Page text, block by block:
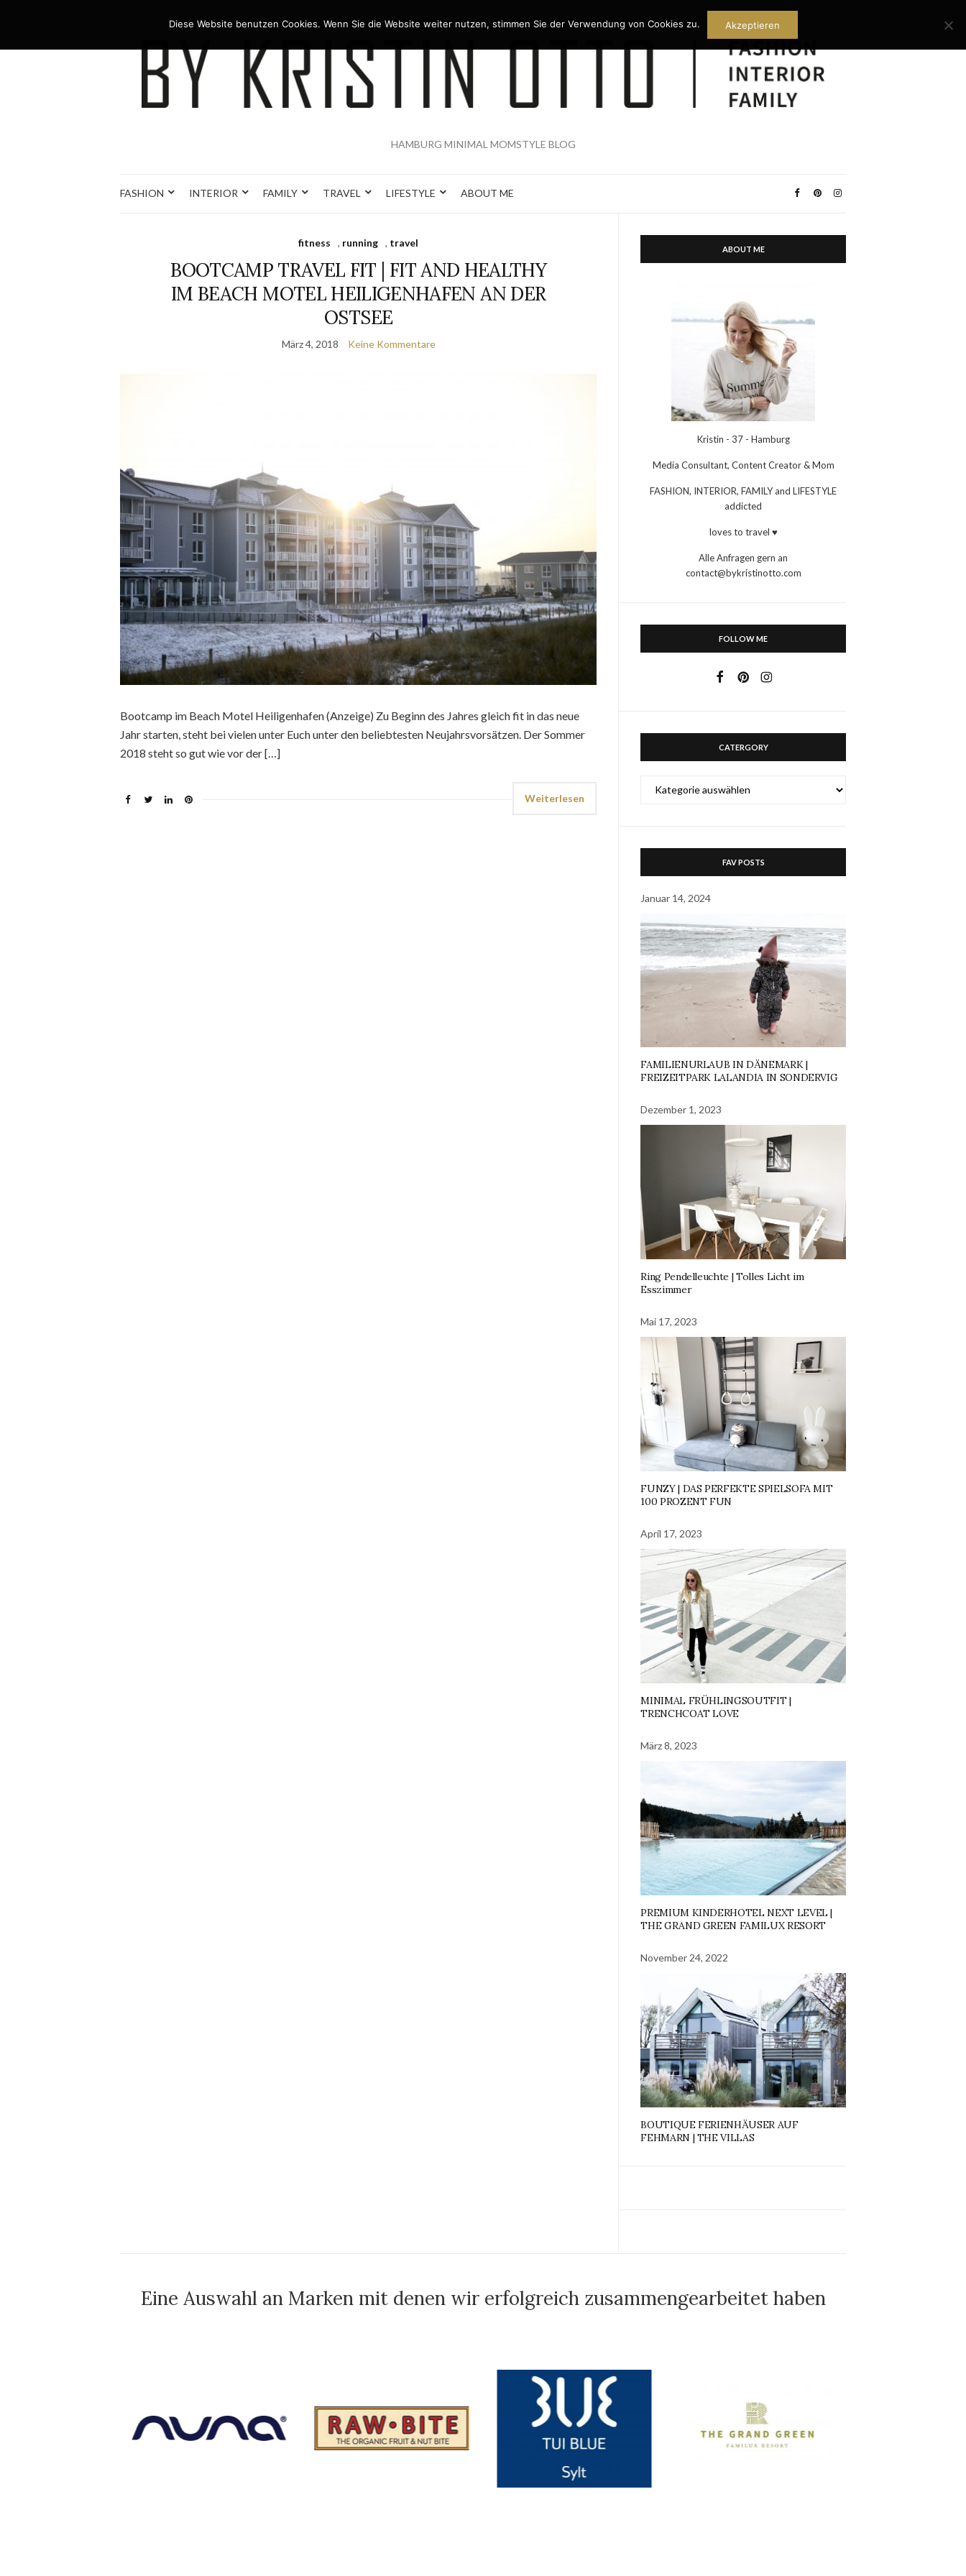
HAMBURG MINIMAL MOMSTYLE BLOG
FASHION INTERIOR FAMILY TRAVEL LIFESTYLE ABOUT ME
fitness , running , travel
BOOTCAMP TRAVEL FIT | FIT AND HEALTHY
IM BEACH MOTEL HEILIGENHAFEN AN DER
OSTSEE
März 4, 2018 Keine Kommentare
Bootcamp im Beach Motel Heiligenhafen (Anzeige) Zu Beginn des Jahres gleich fit in das neue
Jahr starten, steht bei vielen unter Euch unter den beliebtesten Neujahrsvorsätzen. Der Sommer
2018 steht so gut wie vor der […]
Weiterlesen
ABOUT ME
Kristin - 37 - Hamburg
Media Consultant, Content Creator & Mom
FASHION, INTERIOR, FAMILY and LIFESTYLE
addicted
loves to travel ♥
Alle Anfragen gern an
contact@bykristinotto.com
FOLLOW ME
CATERGORY
FAV POSTS
Januar 14, 2024
FAMILIENURLAUB IN DÄNEMARK |
FREIZEITPARK LALANDIA IN SONDERVIG
Dezember 1, 2023
Ring Pendelleuchte | Tolles Licht im
Esszimmer
Mai 17, 2023
FUNZY | DAS PERFEKTE SPIELSOFA MIT
100 PROZENT FUN
April 17, 2023
MINIMAL FRÜHLINGSOUTFIT |
TRENCHCOAT LOVE
März 8, 2023
PREMIUM KINDERHOTEL NEXT LEVEL |
THE GRAND GREEN FAMILUX RESORT
November 24, 2022
BOUTIQUE FERIENHÄUSER AUF
FEHMARN | THE VILLAS
Eine Auswahl an Marken mit denen wir erfolgreich zusammengearbeitet haben
Diese Website benutzen Cookies. Wenn Sie die Website weiter nutzen, stimmen Sie der Verwendung von Cookies zu. Akzeptieren